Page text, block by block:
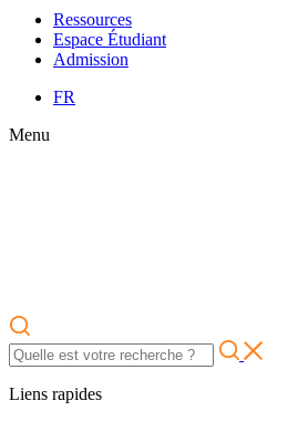
Ressources
Espace Étudiant
Admission
FR
Menu
Liens rapides